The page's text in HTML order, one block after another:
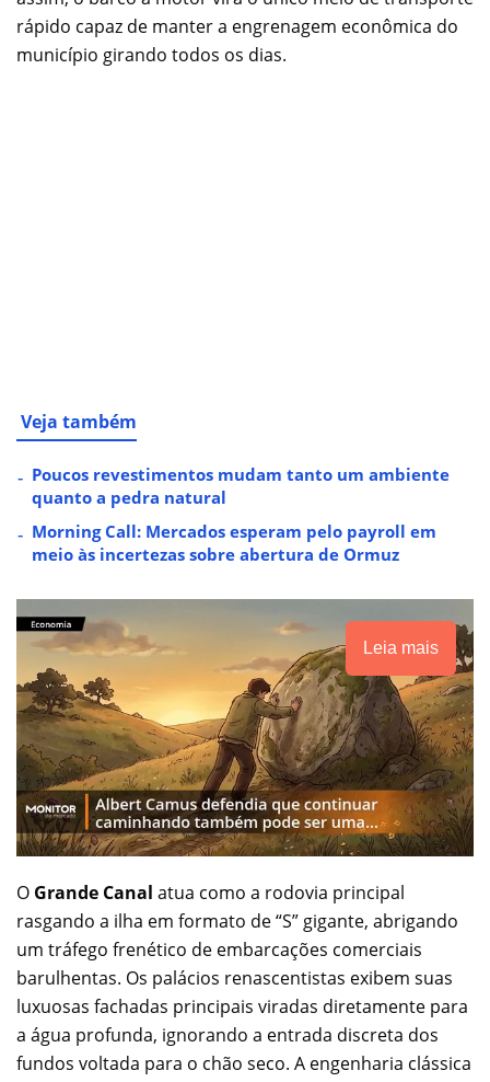
rápido capaz de manter a engrenagem econômica do
município girando todos os dias.
Veja também
Poucos revestimentos mudam tanto um ambiente
quanto a pedra natural
Morning Call: Mercados esperam pelo payroll em
meio às incertezas sobre abertura de Ormuz
Leia mais
O Grande Canal atua como a rodovia principal
rasgando a ilha em formato de “S” gigante, abrigando
um tráfego frenético de embarcações comerciais
barulhentas. Os palácios renascentistas exibem suas
luxuosas fachadas principais viradas diretamente para
a água profunda, ignorando a entrada discreta dos
fundos voltada para o chão seco. A engenharia clássica